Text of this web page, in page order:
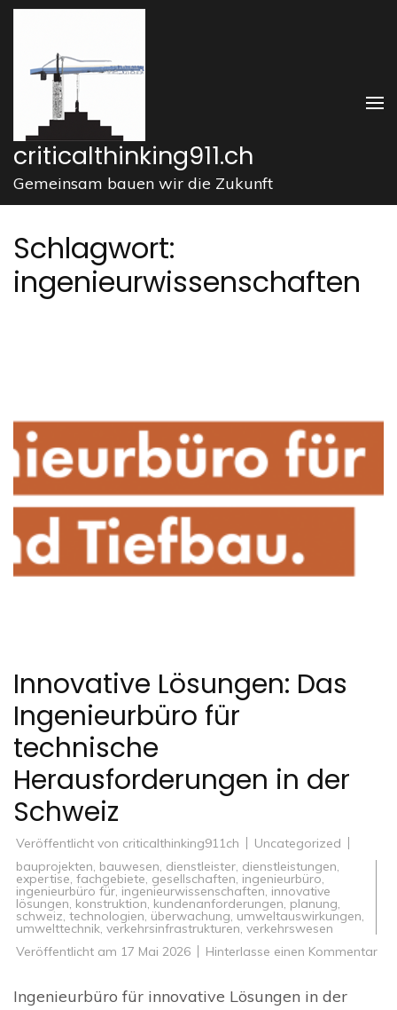
Zum
springen
drücken)
criticalthinking911.ch
Gemeinsam bauen wir die Zukunft
Schlagwort:
ingenieurwissenschaften
Innovative Lösungen: Das
Ingenieurbüro für
technische
Herausforderungen in der
Schweiz
Veröffentlicht von criticalthinking911ch
Uncategorized
bauprojekten, bauwesen, dienstleister, dienstleistungen,
expertise, fachgebiete, gesellschaften, ingenieurbüro,
ingenieurbüro für, ingenieurwissenschaften, innovative
lösungen, konstruktion, kundenanforderungen, planung,
schweiz, technologien, überwachung, umweltauswirkungen,
umwelttechnik, verkehrsinfrastrukturen, verkehrswesen
Veröffentlicht am 17 Mai 2026 Hinterlasse einen Kommentarzu
Ingenieurbüro für innovative Lösungen in der